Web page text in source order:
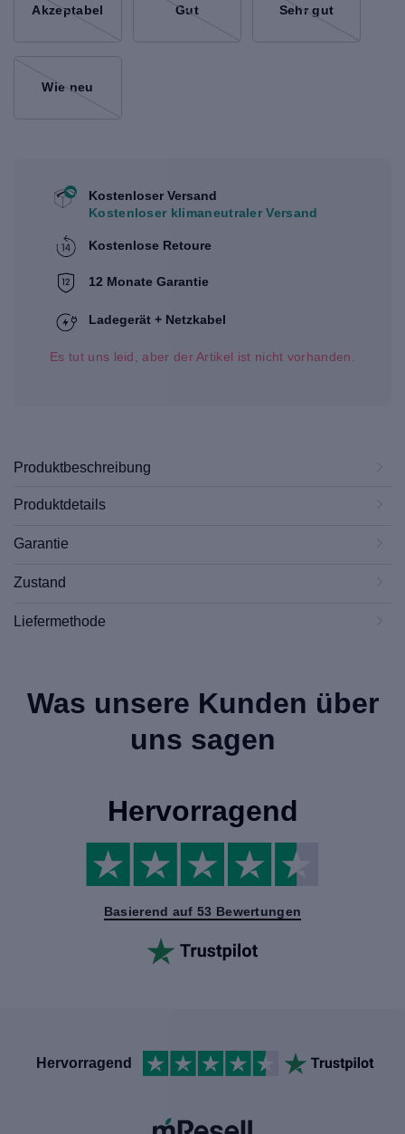
Akzeptabel Gut Sehr gut
Wie neu
Kostenloser Versand
Kostenloser klimaneutraler Versand
Kostenlose Retoure
12 Monate Garantie
Ladegerät + Netzkabel
Es tut uns leid, aber der Artikel ist nicht vorhanden.
Produktbeschreibung
Produktdetails
Garantie
Zustand
Liefermethode
Was unsere Kunden über
uns sagen
Hervorragend
Basierend auf 53 Bewertungen
Hervorragend